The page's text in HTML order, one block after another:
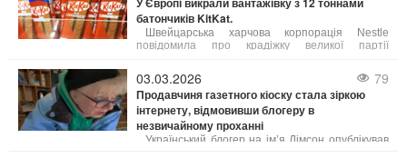
батончиків KitKat.
Швейцарська харчова корпорація Nestle
повідомила про крадіжку великої партії
близько 12 тонн. За інформацією DW, інцидент
трапився минулого тижня під час перевезення
продукції.
03.03.2026 79
Продавчиня газетного кіоску стала зіркою
інтернету, відмовивши блогеру в
незвичайному проханні
Український блогер на ім’я Дімсон опублікував